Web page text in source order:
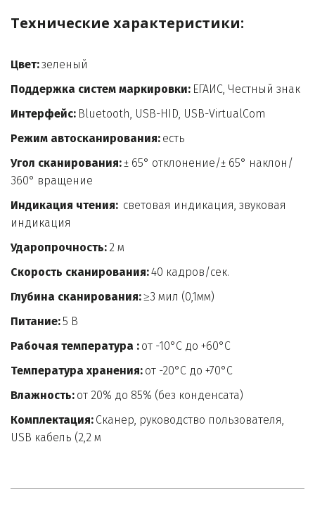
Технические характеристики:
Цвет: зеленый
Поддержка систем маркировки: ЕГАИС, Честный знак
Интерфейс: Bluetooth, USB-HID, USB-VirtualCom
Режим автосканирования: есть
Угол сканирования: ± 65° отклонение/± 65° наклон/
360° вращение
Индикация чтения: световая индикация, звуковая
индикация
Ударопрочность: 2 м
Скорость сканирования: 40 кадров/сек.
Глубина сканирования: ≥3 мил (0,1мм)
Питание: 5 В
Рабочая температура : от -10°C до +60°C
Температура хранения: от -20°C до +70°C
Влажность: от 20% до 85% (без конденсата)
Комплектация: Сканер, руководство пользователя,
USB кабель (2,2 м